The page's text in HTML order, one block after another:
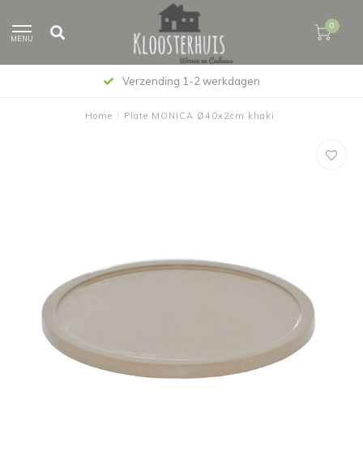
MENU
0
Verzending 1-2 werkdagen
Home / Plate MONICA Ø40x2cm khaki